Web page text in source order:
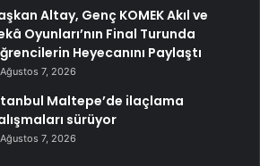
Altay, Genç KOMEK Akıl ve
Oyunları’nın Final Turunda
Heyecanını Paylaştı
Ağustos 7, 2026
Maltepe’de ilaçlama
sürüyor
Ağustos 7, 2026